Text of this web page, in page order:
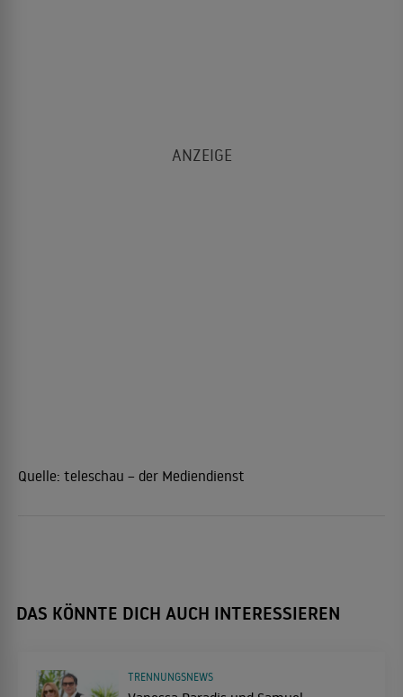
Quelle: teleschau – der Mediendienst
DAS KÖNNTE DICH AUCH INTERESSIEREN
TRENNUNGSNEWS